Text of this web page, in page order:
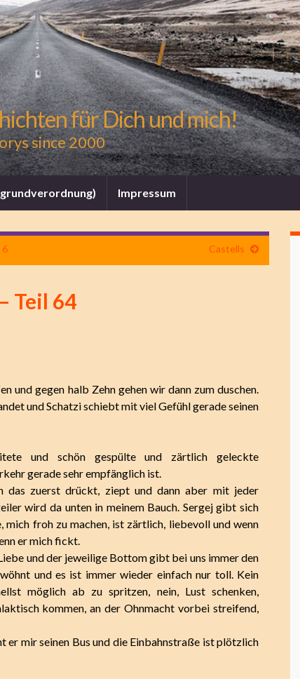
für Dich und mich!
since 2000
Impressum
6 Castells
Teil 64
und gegen halb Zehn gehen wir dann zum duschen.
und Schatzi schiebt mit viel Gefühl gerade seinen
und schön gespülte und zärtlich geleckte
gerade sehr empfänglich ist.
das zuerst drückt, ziept und dann aber mit jeder
wird da unten in meinem Bauch. Sergej gibt sich
mich froh zu machen, ist zärtlich, liebevoll und wenn
er mich fickt.
und der jeweilige Bottom gibt bei uns immer den
und es ist immer wieder einfach nur toll. Kein
möglich ab zu spritzen, nein, Lust schenken,
kommen, an der Ohnmacht vorbei streifend,
er mir seinen Bus und die Einbahnstraße ist plötzlich